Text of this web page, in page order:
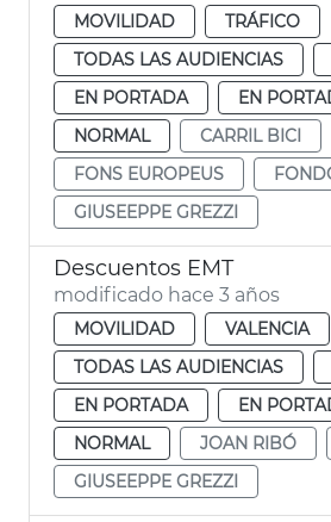
MOVILIDAD
TRÁFICO
TODAS LAS AUDIENCIAS
EN PORTADA
EN
NORMAL
CARRIL BICI
FONS EUROPEUS
GIUSEEPPE GREZZI
Descuentos EMT
modificado hace 3 años
MOVILIDAD
VALENCIA
TODAS LAS AUDIENCIAS
EN PORTADA
EN
NORMAL
JOAN RIBÓ
GIUSEEPPE GREZZI